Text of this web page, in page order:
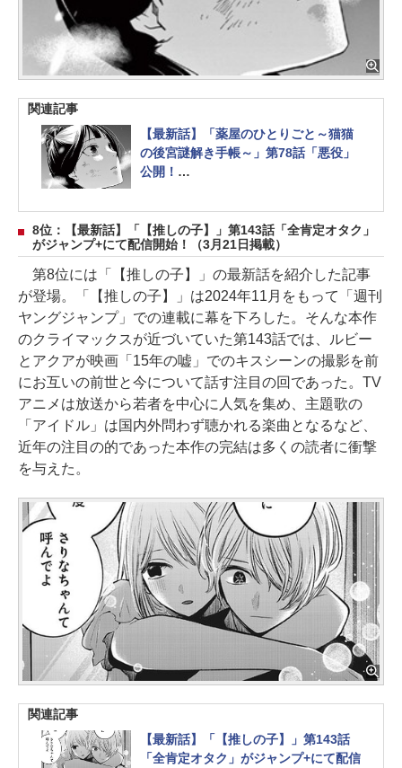
関連記事
【最新話】「薬屋のひとりごと～猫猫
の後宮謎解き手帳～」第78話「悪役」
公開！
8位：【最新話】「【推しの子】」第143話「全肯定オタク」
がジャンプ+にて配信開始！（3月21日掲載）
第8位には「【推しの子】」の最新話を紹介した記事
が登場。「【推しの子】」は2024年11月をもって「週刊
ヤングジャンプ」での連載に幕を下ろした。そんな本作
のクライマックスが近づいていた第143話では、ルビー
とアクアが映画「15年の嘘」でのキスシーンの撮影を前
にお互いの前世と今について話す注目の回であった。TV
アニメは放送から若者を中心に人気を集め、主題歌の
「アイドル」は国内外問わず聴かれる楽曲となるなど、
近年の注目の的であった本作の完結は多くの読者に衝撃
を与えた。
関連記事
【最新話】「【推しの子】」第143話
「全肯定オタク」がジャンプ+にて配信